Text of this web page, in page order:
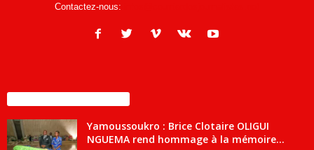
Contactez-nous:
Yamoussoukro : Brice Clotaire OLIGUI
NGUEMA rend hommage à la mémoire...